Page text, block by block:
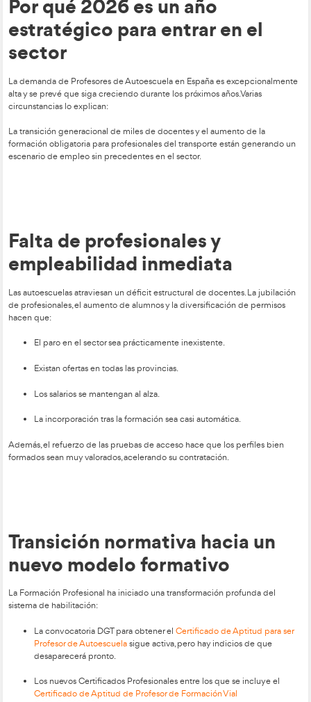
valores
La obtención de un permiso de conducir no depende solo
normas. Un docente eficaz promueve valores como:
Respeto al resto de usuarios.
Prudencia y autocontrol.
Su influencia tiene un impacto directo en la convivencia en
En 2026, la DGT y las ciudades exigirán un enfoque
orientado a la convivencia vial, la movilidad activa y la
reforzando el componente ético y ciudadano del
Una profesión que
adaptación y habilidades
humanas
aprendizaje. La capacidad de comunicación y adaptación
profesión en una labor humana y profundamente
El profesor debe identificar miedos, gestionar bloqueos y
enseñanza, competencias que cada vez valoran más las
modernas.